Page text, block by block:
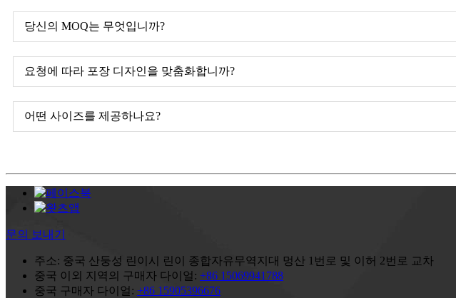
당신의 MOQ는 무엇입니까?
요청에 따라 포장 디자인을 맞춤화합니까?
어떤 사이즈를 제공하나요?
문의 보내기
주소: 중국 산둥성 린이시 린이 종합자유무역지대 멍산 1번로 및 이허 2번로 교차
중국 이외 지역의 구매자 다이얼: +86 15069941788
중국 구매자 다이얼: +86 15905396676